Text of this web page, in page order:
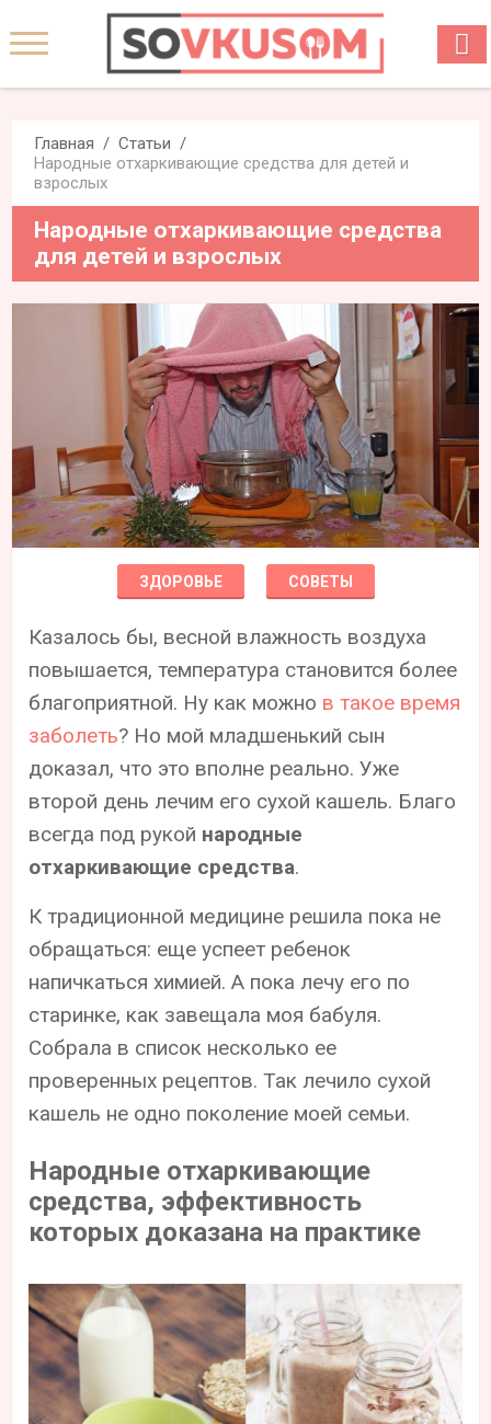
Главная
Статьи
Народные отхаркивающие средства для детей и
взрослых
Народные отхаркивающие средства
для детей и взрослых
ЗДОРОВЬЕ СОВЕТЫ
Казалось бы, весной влажность воздуха
повышается, температура становится более
благоприятной. Ну как можно в такое время
заболеть? Но мой младшенький сын
доказал, что это вполне реально. Уже
второй день лечим его сухой кашель. Благо
всегда под рукой народные
отхаркивающие средства.
К традиционной медицине решила пока не
обращаться: еще успеет ребенок
напичкаться химией. А пока лечу его по
старинке, как завещала моя бабуля.
Собрала в список несколько ее
проверенных рецептов. Так лечило сухой
кашель не одно поколение моей семьи.
Народные отхаркивающие
средства, эффективность
которых доказана на практике